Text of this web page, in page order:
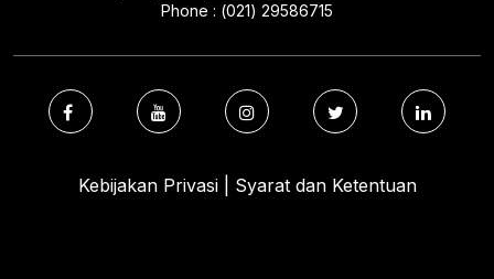
Phone : (021) 29586715
Kebijakan Privasi | Syarat dan Ketentuan